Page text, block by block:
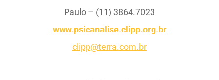
Paulo – (11) 3864.7023
www.psicanalise.clipp.org.br
clipp@terra.com.br